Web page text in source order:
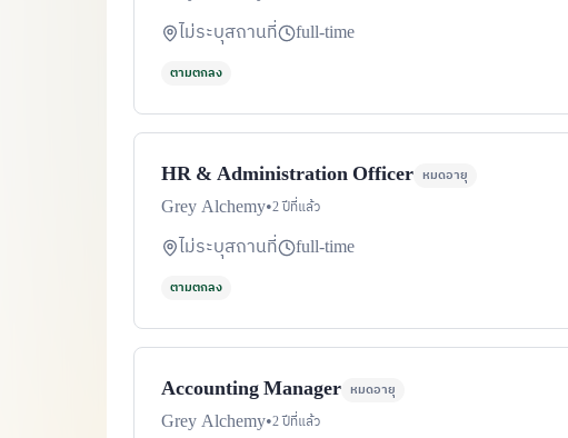
ไม่ระบุสถานที่ full-time
ตามตกลง
HR & Administration Officer หมดอายุ
Grey Alchemy•2 ปีที่แล้ว
ไม่ระบุสถานที่ full-time
ตามตกลง
Accounting Manager หมดอายุ
Grey Alchemy•2 ปีที่แล้ว